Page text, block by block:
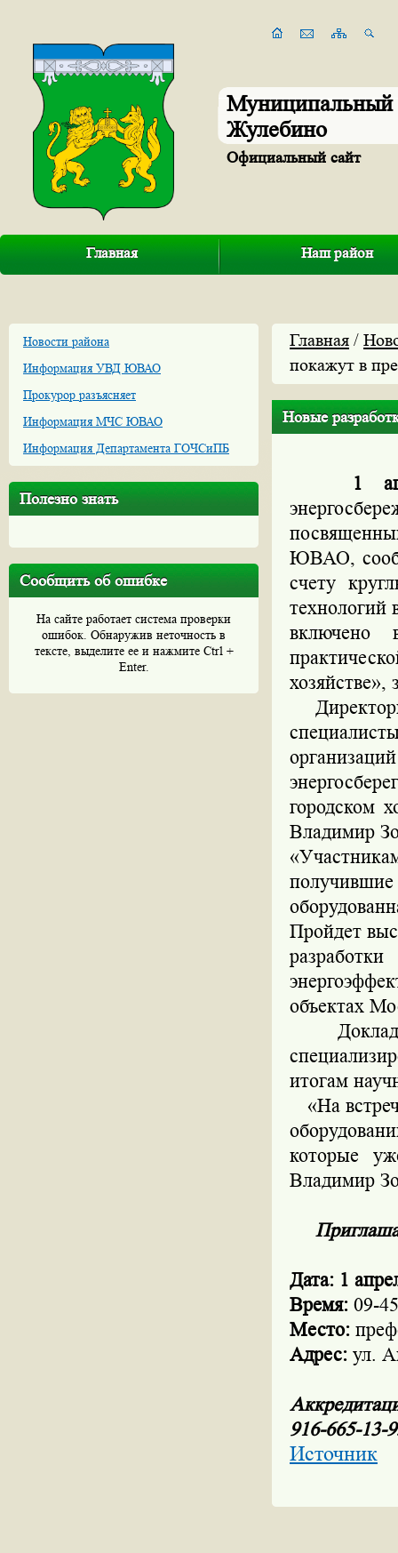
Муниципальный
Жулебино
Официальный сайт
Главная Наш район
Новости района
Информация УВД ЮВАО
Прокурор разъясняет
Информация МЧС ЮВАО
Информация Департамента ГОЧСиПБ
Полезно знать
Сообщить об ошибке
На сайте работает система проверки
ошибок. Обнаружив неточность в
тексте, выделите ее и нажмите Ctrl +
Enter.
Главная /
покажут в
Новые
1
ЮВАО,
счету
технологий
включено
хозяйстве»,
городском
Владимир
Пройдет
объектах
Доклады
итогам
«На
которые
Владимир
Дата: 1
Время: 09-45
Место:
Адрес: ул.
916-665-13-
Источник